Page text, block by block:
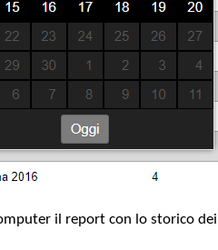
il report con lo storico